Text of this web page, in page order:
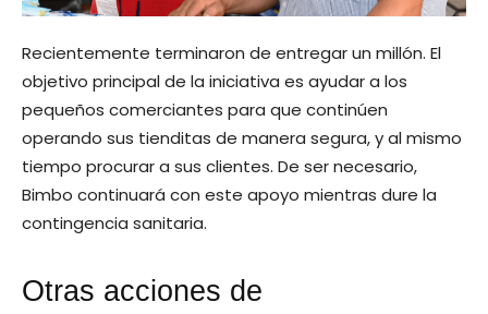
Recientemente terminaron de entregar un millón. El
objetivo principal de la iniciativa es ayudar a los
pequeños comerciantes para que continúen
operando sus tienditas de manera segura, y al mismo
tiempo procurar a sus clientes. De ser necesario,
Bimbo continuará con este apoyo mientras dure la
contingencia sanitaria.
Otras acciones de